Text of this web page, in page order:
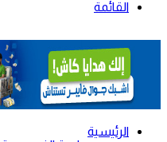
القائمة
الرئيسية